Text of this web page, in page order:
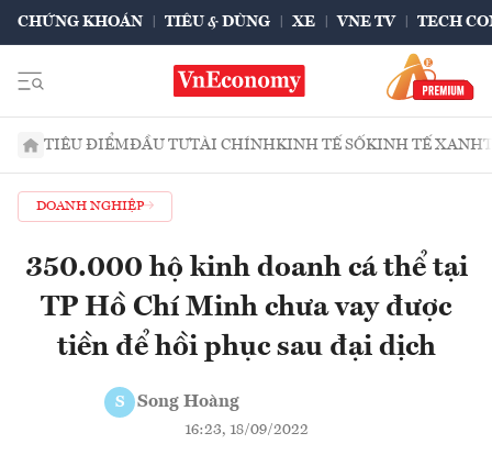
CHỨNG KHOÁN TIÊU & DÙNG XE VNE TV TECH
TIÊU ĐIỂMĐẦU TƯTÀI CHÍNHKINH TẾ SỐKINH TẾ XANH
DOANH NGHIỆP
350.000 hộ kinh doanh cá thể tại
TP Hồ Chí Minh chưa vay được
tiền để hồi phục sau đại dịch
S Song Hoàng
16:23, 18/09/2022